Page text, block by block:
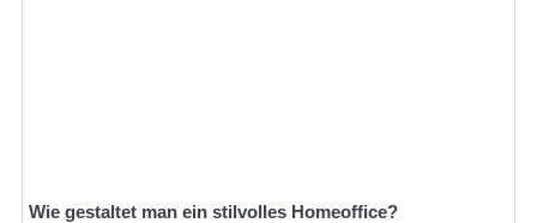
Wie gestaltet man ein stilvolles Homeoffice?